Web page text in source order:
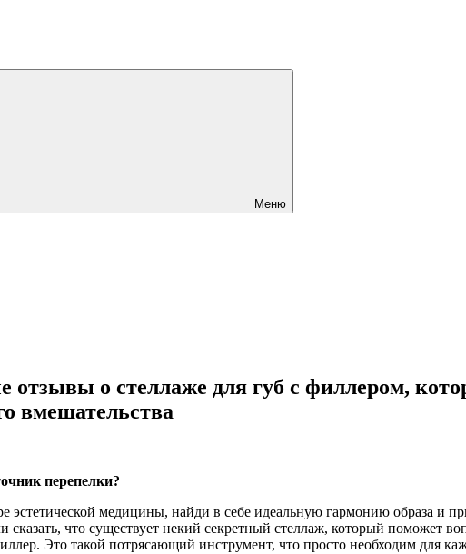
Меню
о стеллаже для губ с филлером,
вмешательства
перепелки?
эстетической медицины, найди в себе идеальную гармонию образа и
сказать, что существует некий секретный стеллаж, который поможет
Это такой потрясающий инструмент, что просто необходим для